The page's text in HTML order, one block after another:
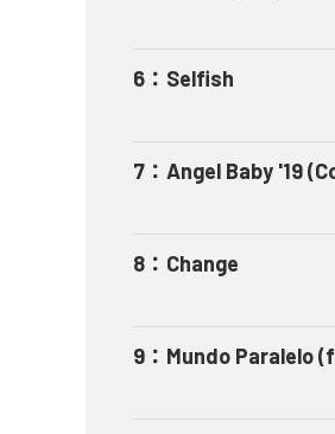
6 ： Selfish
7 ： Angel Baby '19
8 ： Change
9 ： Mundo Paralelo